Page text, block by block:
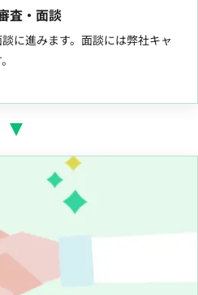
査・面談
に進みます。面談には弊社キャ